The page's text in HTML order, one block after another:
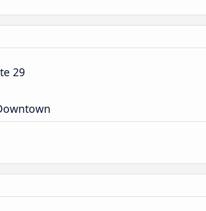
29